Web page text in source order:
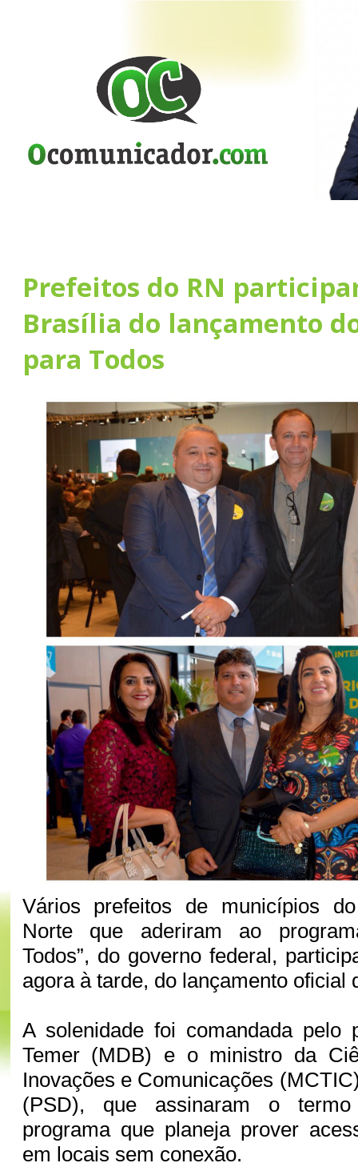
Prefeitos do RN
Brasília do lançamento
para Todos
Vários prefeitos de municípios
Norte que aderiram ao
Todos”, do governo federal,
agora à tarde, do lançamento oficial
A solenidade foi comandada pelo
Temer (MDB) e o ministro da
Inovações e Comunicações
(PSD), que assinaram o
programa que planeja prover
em locais sem conexão.